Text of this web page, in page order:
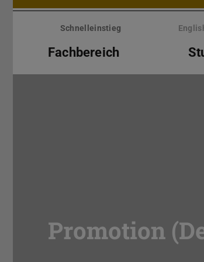
Menü
überspringenSchnelleinstieg
Fachbereich
Promotion